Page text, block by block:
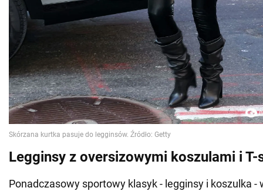
Legginsy z oversizowymi koszulami i
Ponadczasowy sportowy klasyk - legginsy i koszulka -